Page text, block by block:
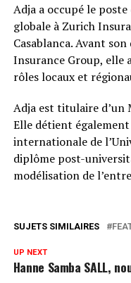
Adja a occupé le
globale à Zurich
Casablanca. Avant
Insurance Group, elle
rôles locaux et
Adja est titulaire d’un
Elle détient
internationale de
diplôme post-
modélisation de
SUJETS SIMILAIRES
UP NEXT
Hanne Samba SALL,